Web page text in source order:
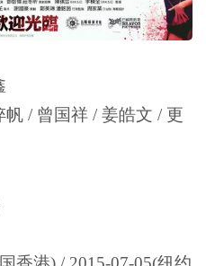
/ 曾国祥 / 姜皓文 / 更